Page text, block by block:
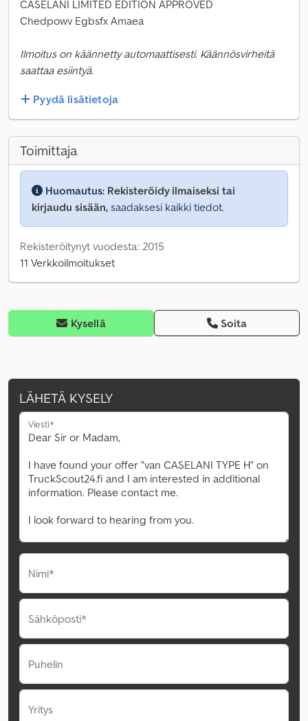
CASELANI LIMITED EDITION APPROVED
Chedpowv Egbsfx Amaea
Ilmoitus on käännetty automaattisesti. Käännösvirheitä
saattaa esiintyä.
Pyydä lisätietoja
Toimittaja
Huomautus: Rekisteröidy ilmaiseksi tai
kirjaudu sisään, saadaksesi kaikki tiedot.
Rekisteröitynyt vuodesta: 2015
11 Verkkoilmoitukset
Kysellä Soita
LÄHETÄ KYSELY
Viesti*
Nimi*
Sähköposti*
Puhelin
Yritys